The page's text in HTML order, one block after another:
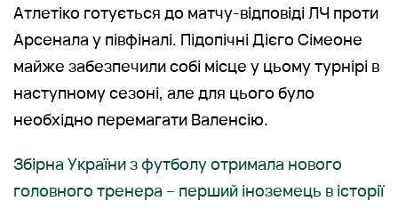
Атлетіко готується до матчу-відповіді ЛЧ проти
Арсенала у півфіналі. Підопічні Дієго Сімеоне
майже забезпечили собі місце у цьому турнірі в
наступному сезоні, але для цього було
необхідно перемагати Валенсію.
Збірна України з футболу отримала нового
головного тренера – перший іноземець в історії